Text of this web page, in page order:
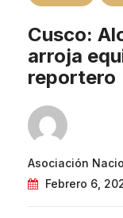
Cusco:
arroja
reportero
Asociación
Febrero 6,